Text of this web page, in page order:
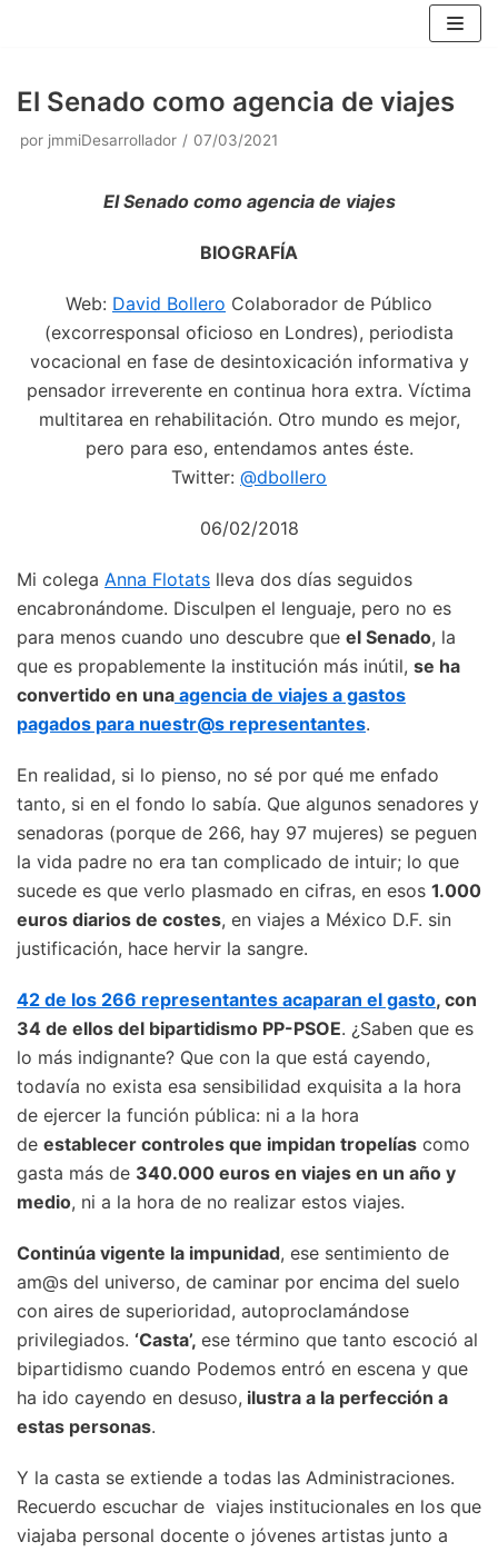
El Senado como agencia de viajes
por jmmiDesarrollador 07/03/2021
El Senado como agencia de viajes
BIOGRAFÍA
Web: David Bollero Colaborador de Público
(excorresponsal oficioso en Londres), periodista
vocacional en fase de desintoxicación informativa y
pensador irreverente en continua hora extra. Víctima
multitarea en rehabilitación. Otro mundo es mejor,
pero para eso, entendamos antes éste.
Twitter: @dbollero
06/02/2018
Mi colega Anna Flotats lleva dos días seguidos
encabronándome. Disculpen el lenguaje, pero no es
para menos cuando uno descubre que el Senado, la
que es propablemente la institución más inútil, se ha
convertido en una agencia de viajes a gastos
pagados para nuestr@s representantes.
En realidad, si lo pienso, no sé por qué me enfado
tanto, si en el fondo lo sabía. Que algunos senadores y
senadoras (porque de 266, hay 97 mujeres) se peguen
la vida padre no era tan complicado de intuir; lo que
sucede es que verlo plasmado en cifras, en esos 1.000
euros diarios de costes, en viajes a México D.F. sin
justificación, hace hervir la sangre.
42 de los 266 representantes acaparan el gasto, con
34 de ellos del bipartidismo PP-PSOE. ¿Saben que es
lo más indignante? Que con la que está cayendo,
todavía no exista esa sensibilidad exquisita a la hora
de ejercer la función pública: ni a la hora
de establecer controles que impidan tropelías como
gasta más de 340.000 euros en viajes en un año y
medio, ni a la hora de no realizar estos viajes.
Continúa vigente la impunidad, ese sentimiento de
am@s del universo, de caminar por encima del suelo
con aires de superioridad, autoproclamándose
privilegiados. ‘Casta’, ese término que tanto escoció al
bipartidismo cuando Podemos entró en escena y que
ha ido cayendo en desuso, ilustra a la perfección a
estas personas.
Y la casta se extiende a todas las Administraciones.
Recuerdo escuchar de viajes institucionales en los que
viajaba personal docente o jóvenes artistas junto a